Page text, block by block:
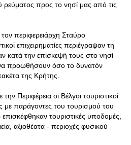
ρεύματος προς το νησί μας από τις
περιφερειάρχη Σταύρο
επιχειρηματίες περιέγραψαν τη
κατά την επίσκεψή τους στο νησί
προωθήσουν όσο το δυνατόν
της Κρήτης.
Περιφέρεια οι Βέλγοι τουριστικοί
με παράγοντες του τουρισμού του
τουριστικές υποδομές,
αξιοθέατα - περιοχές φυσικού